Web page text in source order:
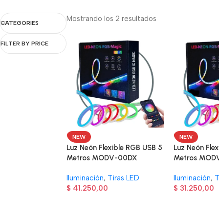
CATEGORIES
FILTER BY PRICE
Mostrando los 2 resultados
NEW
Luz Neón Flexible RGB USB 5
Metros MODV-00DX
Iluminación, Tiras LED
$ 41.250,00
NEW
Luz Neón
Metros
Iluminación,
$ 31.250,00